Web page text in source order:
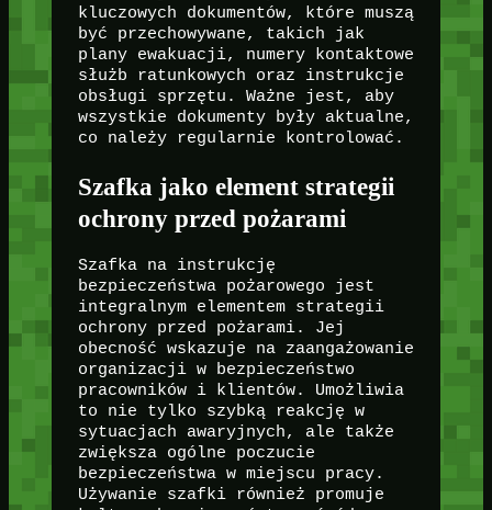
kluczowych dokumentów, które muszą
być przechowywane, takich jak
plany ewakuacji, numery kontaktowe
służb ratunkowych oraz instrukcje
obsługi sprzętu. Ważne jest, aby
wszystkie dokumenty były aktualne,
co należy regularnie kontrolować.
Szafka jako element strategii
ochrony przed pożarami
Szafka na instrukcję
bezpieczeństwa pożarowego jest
integralnym elementem strategii
ochrony przed pożarami. Jej
obecność wskazuje na zaangażowanie
organizacji w bezpieczeństwo
pracowników i klientów. Umożliwia
to nie tylko szybką reakcję w
sytuacjach awaryjnych, ale także
zwiększa ogólne poczucie
bezpieczeństwa w miejscu pracy.
Używanie szafki również promuje